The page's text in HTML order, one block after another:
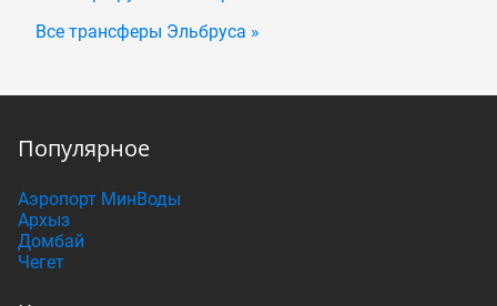
Все трансферы Эльбруса »
Популярное
Аэропорт МинВоды
Архыз
Домбай
Чегет